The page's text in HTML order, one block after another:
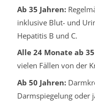
Ab 35 Jahren:
inklusive Blut- und
Hepatitis B und C.
Alle 24 Monate ab
vielen Fällen von der
Ab 50 Jahren:
Darmspiegelung oder